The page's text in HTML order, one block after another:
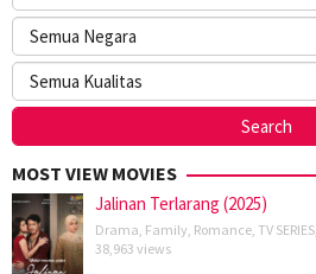
MOST VIEW MOVIES
Jalinan Terlarang (2025)
Drama Family Romance TV SERIES
38,963 views